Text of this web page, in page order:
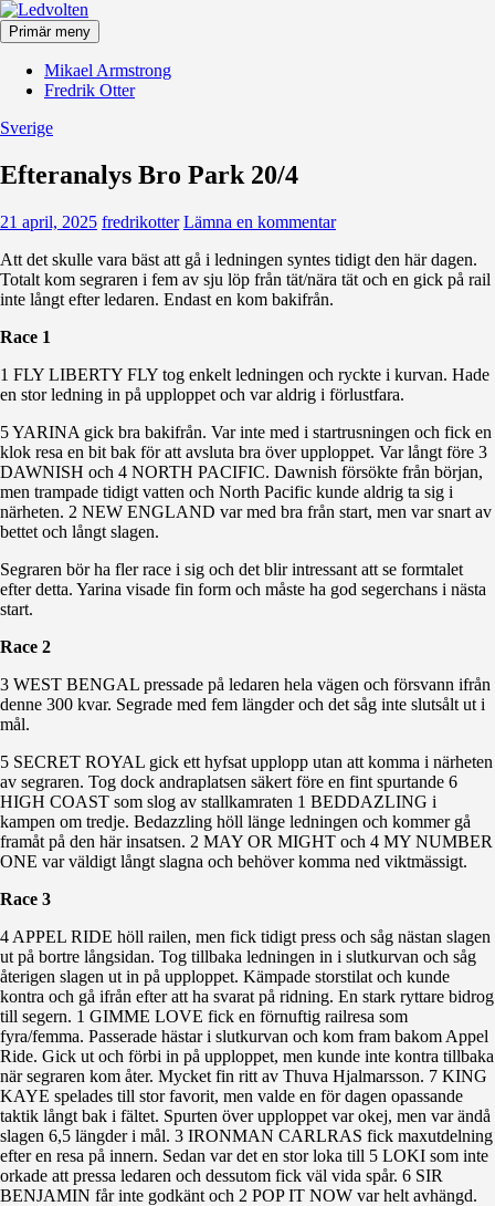
Hoppa
till
innehåll
Ledvolten
Primär meny
Mikael Armstrong
Fredrik Otter
Sverige
Efteranalys Bro Park 20/4
21 april, 2025 fredrikotter Lämna en kommentar
Att det skulle vara bäst att gå i ledningen syntes tidigt den här dagen.
Totalt kom segraren i fem av sju löp från tät/nära tät och en gick på rail
inte långt efter ledaren. Endast en kom bakifrån.
Race 1
1 FLY LIBERTY FLY tog enkelt ledningen och ryckte i kurvan. Hade
en stor ledning in på upploppet och var aldrig i förlustfara.
5 YARINA gick bra bakifrån. Var inte med i startrusningen och fick en
klok resa en bit bak för att avsluta bra över upploppet. Var långt före 3
DAWNISH och 4 NORTH PACIFIC. Dawnish försökte från början,
men trampade tidigt vatten och North Pacific kunde aldrig ta sig i
närheten. 2 NEW ENGLAND var med bra från start, men var snart av
bettet och långt slagen.
Segraren bör ha fler race i sig och det blir intressant att se formtalet
efter detta. Yarina visade fin form och måste ha god segerchans i nästa
start.
Race 2
3 WEST BENGAL pressade på ledaren hela vägen och försvann ifrån
denne 300 kvar. Segrade med fem längder och det såg inte slutsålt ut i
mål.
5 SECRET ROYAL gick ett hyfsat upplopp utan att komma i närheten
av segraren. Tog dock andraplatsen säkert före en fint spurtande 6
HIGH COAST som slog av stallkamraten 1 BEDDAZLING i
kampen om tredje. Bedazzling höll länge ledningen och kommer gå
framåt på den här insatsen. 2 MAY OR MIGHT och 4 MY NUMBER
ONE var väldigt långt slagna och behöver komma ned viktmässigt.
Race 3
4 APPEL RIDE höll railen, men fick tidigt press och såg nästan slagen
ut på bortre långsidan. Tog tillbaka ledningen in i slutkurvan och såg
återigen slagen ut in på upploppet. Kämpade storstilat och kunde
kontra och gå ifrån efter att ha svarat på ridning. En stark ryttare bidrog
till segern. 1 GIMME LOVE fick en förnuftig railresa som
fyra/femma. Passerade hästar i slutkurvan och kom fram bakom Appel
Ride. Gick ut och förbi in på upploppet, men kunde inte kontra tillbaka
när segraren kom åter. Mycket fin ritt av Thuva Hjalmarsson. 7 KING
KAYE spelades till stor favorit, men valde en för dagen opassande
taktik långt bak i fältet. Spurten över upploppet var okej, men var ändå
slagen 6,5 längder i mål. 3 IRONMAN CARLRAS fick maxutdelning
efter en resa på innern. Sedan var det en stor loka till 5 LOKI som inte
orkade att pressa ledaren och dessutom fick väl vida spår. 6 SIR
BENJAMIN får inte godkänt och 2 POP IT NOW var helt avhängd.